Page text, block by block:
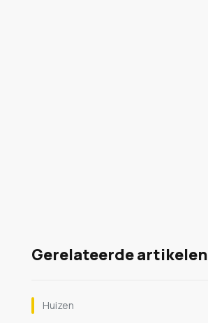
Gerelateerde artikelen
Huizen